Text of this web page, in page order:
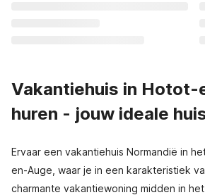
Vakantiehuis in Hotot-
huren - jouw ideale
Ervaar een vakantiehuis Normandië in
en-Auge, waar je in een karakteristiek
charmante vakantiewoning midden in